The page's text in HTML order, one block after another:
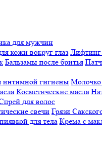
для мужчин
кожи вокруг глаз
Бальзамы после бритья
интимной гигиены Молочко
Косметические масла
для волос
свечи Грязи
для тела Крема с